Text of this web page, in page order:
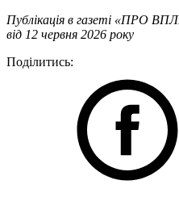
Публікація в газеті «ПРО
від 12 червня 2026 року
Поділитись: